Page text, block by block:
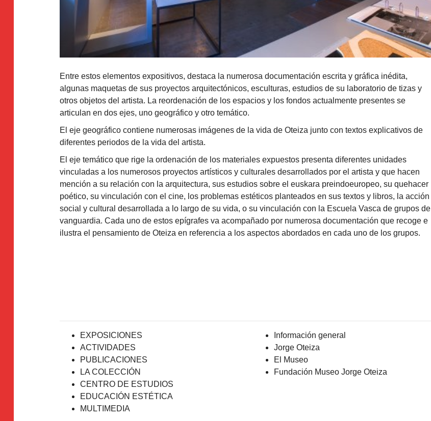
Entre estos elementos expositivos, destaca la numerosa documentación escrita y gráfica inédita,
algunas maquetas de sus proyectos arquitectónicos, esculturas, estudios de su laboratorio de tizas y
otros objetos del artista. La reordenación de los espacios y los fondos actualmente presentes se
articulan en dos ejes, uno geográfico y otro temático.
El eje geográfico contiene numerosas imágenes de la vida de Oteiza junto con textos explicativos de
diferentes periodos de la vida del artista.
El eje temático que rige la ordenación de los materiales expuestos presenta diferentes unidades
vinculadas a los numerosos proyectos artísticos y culturales desarrollados por el artista y que hacen
mención a su relación con la arquitectura, sus estudios sobre el euskara preindoeuropeo, su quehacer
poético, su vinculación con el cine, los problemas estéticos planteados en sus textos y libros, la acción
social y cultural desarrollada a lo largo de su vida, o su vinculación con la Escuela Vasca de grupos de
vanguardia. Cada uno de estos epígrafes va acompañado por numerosa documentación que recoge e
ilustra el pensamiento de Oteiza en referencia a los aspectos abordados en cada uno de los grupos.
EXPOSICIONES
ACTIVIDADES
PUBLICACIONES
LA COLECCIÓN
CENTRO DE ESTUDIOS
EDUCACIÓN ESTÉTICA
MULTIMEDIA
Información general
Jorge Oteiza
El Museo
Fundación Museo Jorge Oteiza